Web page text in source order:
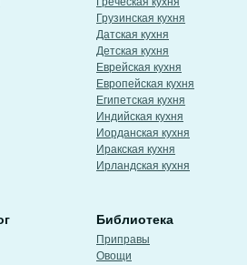
Грузинская кухня
Датская кухня
Детская кухня
Еврейская кухня
Европейская кухня
Египетская кухня
Индийская кухня
Иорданская кухня
Иракская кухня
Ирландская кухня
Библиотека
Приправы
Овощи